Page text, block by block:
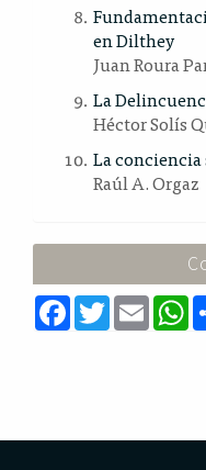
en Dilthey
Juan Roura
La
Héctor Solís
La
Raúl A. Orgaz
F
a
c
T
w
E
m
a
W
h
a